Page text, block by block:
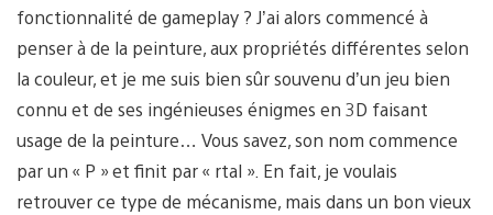
fonctionnalité de gameplay ? J’ai alors commencé à
penser à de la peinture, aux propriétés différentes selon
la couleur, et je me suis bien sûr souvenu d’un jeu bien
connu et de ses ingénieuses énigmes en 3D faisant
usage de la peinture… Vous savez, son nom commence
par un « P » et finit par « rtal ». En fait, je voulais
retrouver ce type de mécanisme, mais dans un bon vieux